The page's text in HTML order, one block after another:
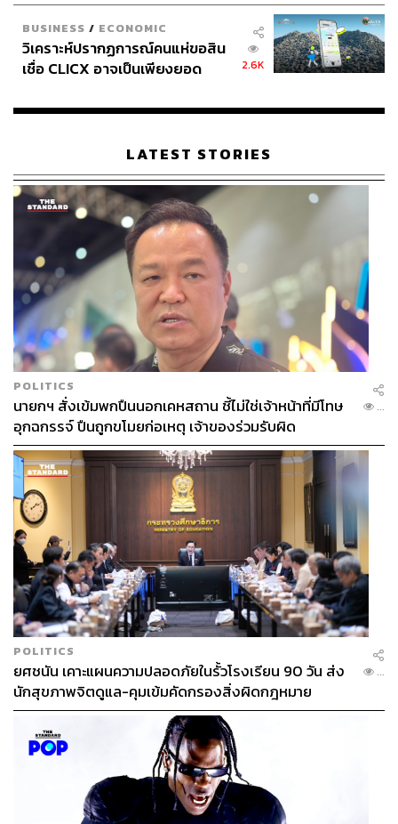
BUSINESS / ECONOMIC
วิเคราะห์ปรากฏการณ์คนแห่ขอสิน
เชื่อ CLICX อาจเป็นเพียงยอด
เรือนไทยที่ถูกซุกไว้
2.6K
LATEST STORIES
POLITICS
นายกฯ สั่งเข้มพกปืนนอกเคหสถาน ชี้ไม่ใช่เจ้าหน้าที่มีโทษ
อุกฉกรรจ์ ปืนถูกขโมยก่อเหตุ เจ้าของร่วมรับผิด
...
POLITICS
ยศชนัน เคาะแผนความปลอดภัยในรั้วโรงเรียน 90 วัน ส่ง
นักสุขภาพจิตดูแล-คุมเข้มคัดกรองสิ่งผิดกฎหมาย
...